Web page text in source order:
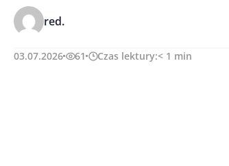
red.
03.07.2026 61 Czas lektury:< 1 min